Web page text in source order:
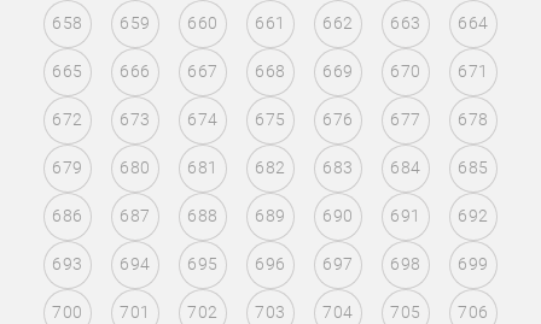
658 659 660 661 662 663 664
665 666 667 668 669 670 671
672 673 674 675 676 677 678
679 680 681 682 683 684 685
686 687 688 689 690 691 692
693 694 695 696 697 698 699
700 701 702 703 704 705 706